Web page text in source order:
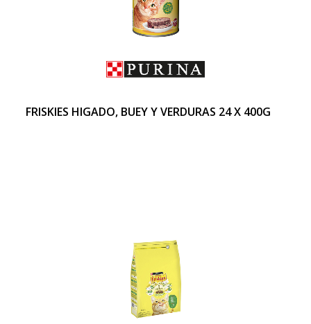
FRISKIES HIGADO, BUEY Y VERDURAS 24 X 400G